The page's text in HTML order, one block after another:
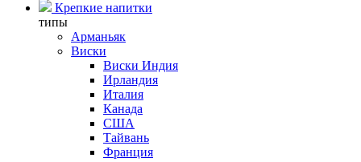
Крепкие напитки
типы
Арманьяк
Виски
Виски Индия
Ирландия
Италия
Канада
США
Тайвань
Франция